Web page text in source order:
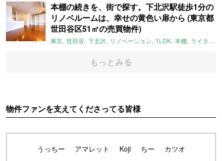
本棚の続きを、街で探す。下北沢駅徒歩1分の
リノベルームは、幸せの黄色い扉から (東京都
世田谷区51㎡の売買物件)
東京 世田谷 下北沢 リノベーション 1LDK 本棚 ライター：ほしりょうこ
もっとみる
物件ファンを支えてくださってる皆様
うっちー アマレット Koji ちー
カツオ